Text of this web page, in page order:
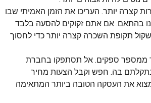
קצרה יותר. העריכו את הזמן האמיתי שבו
בהתאם. אם אתם זקוקים להסעה בלבד
תקופת השכרה קצרה יותר כדי לחסוך
ממספר ספקים. אל תסתפקו בחברת
בה. חפש וקבל הצעות מחיר
את העסקה הטובה ביותר המתאימה